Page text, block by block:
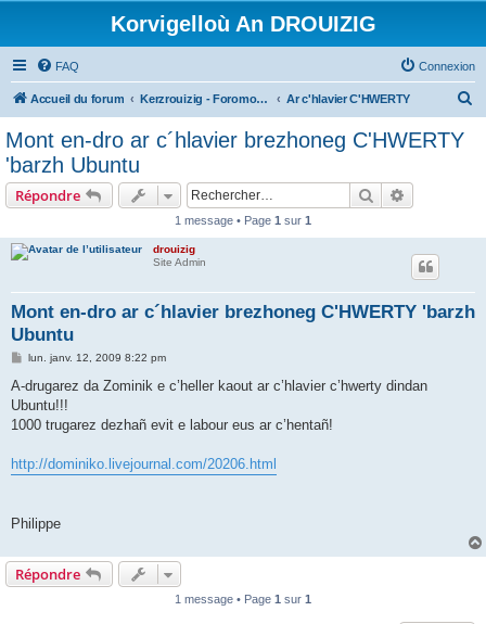
Korvigelloù An DROUIZIG
FAQ Connexion
Accueil du forum Kerzrouizig - Foromoù An Drouizig Ar c'hlavier C'HWERTY
Mont en-dro ar c´hlavier brezhoneg C'HWERTY
'barzh Ubuntu
Répondre Rechercher
1 message • Page 1 sur 1
drouizig
Site Admin
Mont en-dro ar c´hlavier brezhoneg C'HWERTY 'barzh
Ubuntu
M
s
a
g
lun. janv. 12, 2009 8:22 pm
A-drugarez da Zominik e c’heller kaout ar c’hlavier c’hwerty dindan
Ubuntu!!!
1000 trugarez dezhañ evit e labour eus ar c’hentañ!
http://dominiko.livejournal.com/20206.html
Philippe
Répondre
1 message • Page 1 sur 1